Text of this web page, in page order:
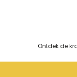
Ontdek de